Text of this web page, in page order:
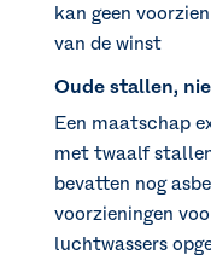
kan geen
van de winst
Oude stallen,
Een maatschap
met twaalf
bevatten nog
voorzieningen
luchtwassers